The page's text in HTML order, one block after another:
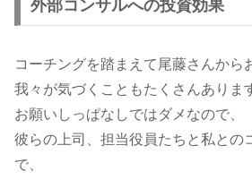
外部コンサルへの投資効果
コーチングを踏まえて尾藤さんから
我々が気づくこともたくさんありま
お願いしっぱなしではダメなので、
彼らの上司、担当役員たちと私との
で、